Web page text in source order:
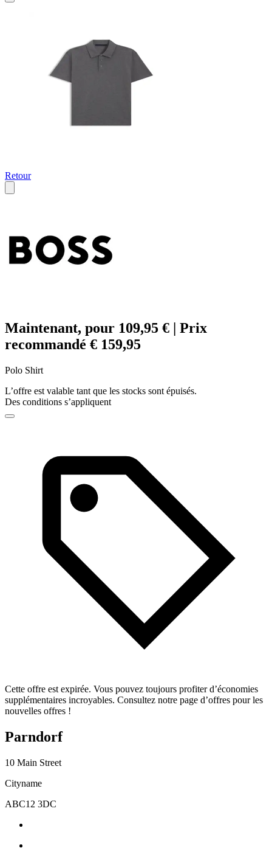
Retour
Maintenant, pour 109,95 € | Prix
recommandé € 159,95
Polo Shirt
L’offre est valable tant que les stocks sont épuisés.
Des conditions s’appliquent
Cette offre est expirée. Vous pouvez toujours profiter d’économies
supplémentaires incroyables. Consultez notre page d’offres pour les
nouvelles offres !
Parndorf
10 Main Street
Cityname
ABC12 3DC